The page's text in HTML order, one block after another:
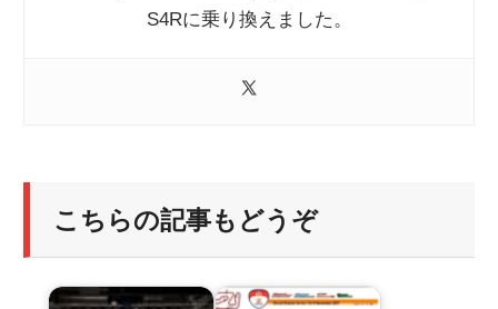
S4Rに乗り換えました。
こちらの記事もどうぞ